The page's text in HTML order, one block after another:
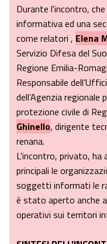
Durante l'incontro,
informativa ed una
come relatori , Elena
Servizio Difesa del
Regione Emilia-
Responsabile
dell’Agenzia
protezione civile di
Ghinello, dirigente
renana.
L'incontro, privato,
principali le
soggetti informati le
è stato aperto anche
operativi sui territori